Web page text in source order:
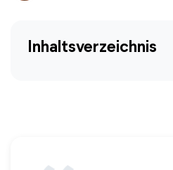
Inhaltsverzeichnis